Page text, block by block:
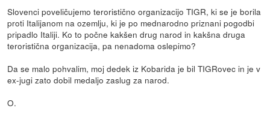
Slovenci poveličujemo teroristično organizacijo TIGR, ki se je borila
proti Italijanom na ozemlju, ki je po mednarodno priznani pogodbi
pripadlo Italiji. Ko to počne kakšen drug narod in kakšna druga
teroristična organizacija, pa nenadoma oslepimo?
Da se malo pohvalim, moj dedek iz Kobarida je bil TIGRovec in je v
ex-jugi zato dobil medaljo zaslug za narod.
O.